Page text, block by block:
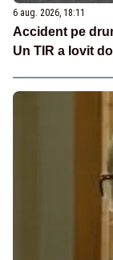
6 aug. 2026, 18:11
Accident pe
Un TIR a lovit